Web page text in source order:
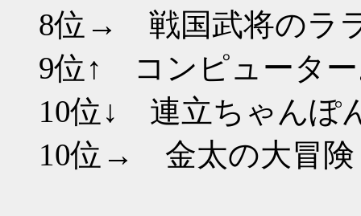
8位→ 戦国武将
9位↑ コンピュータ
10位↓ 連立ち
10位→ 金太